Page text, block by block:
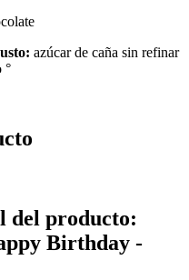
azúcar de caña sin refinar
°
del producto:
Birthday -